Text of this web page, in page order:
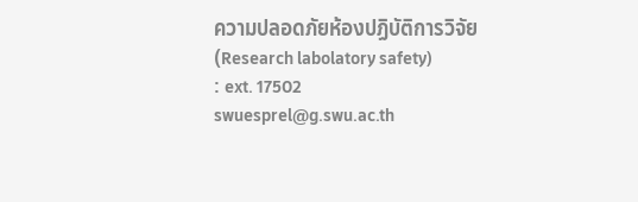
ความปลอดภัยห้องปฏิบัติการวิจัย
(Research labolatory safety)
: ext.17502
swuesprel@g.swu.ac.th